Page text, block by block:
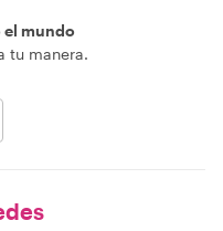
el mundo
tu manera.